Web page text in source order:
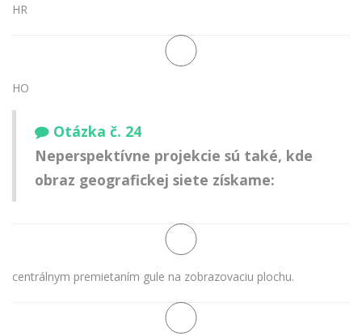
HR
HO
Otázka č. 24
Neperspektívne projekcie sú také, kde
obraz geografickej siete získame:
centrálnym premietaním gule na zobrazovaciu plochu.